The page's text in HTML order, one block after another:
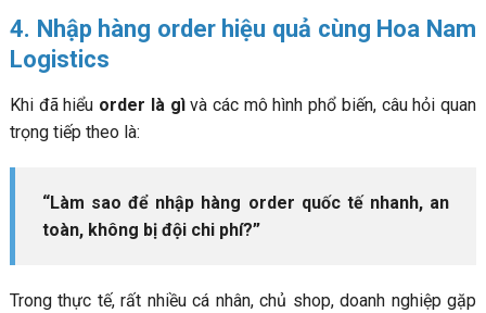
4. Nhập hàng order hiệu quả cùng Hoa Nam
Logistics
Khi đã hiểu order là gìvà các mô hình phổ biến, câu hỏi quan
trọng tiếp theo là:
“Làm sao để nhập hàng order quốc tế nhanh, an
toàn, không bị đội chi phí?”
Trong thực tế, rất nhiều cá nhân, chủ shop, doanh nghiệp gặp